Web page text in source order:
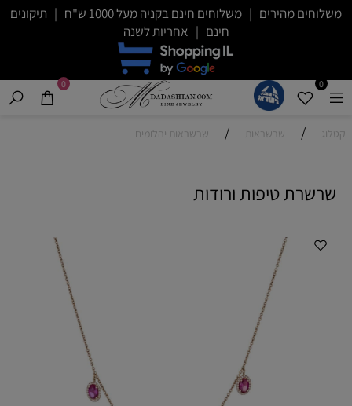
משלוחים מהירים | משלוחים חינם בקניה מעל 1000 ש"ח | תיקונים
חינם | אחריות לשנה
0
0
קטלוג / שרשראות / שרשראות יהלומים
שרשרת טיפות ורודות